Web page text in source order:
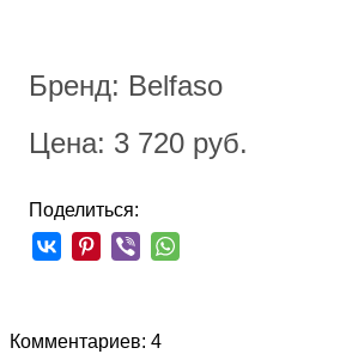
Бренд: Belfaso
Цена: 3 720 руб.
Поделиться:
Комментариев: 4